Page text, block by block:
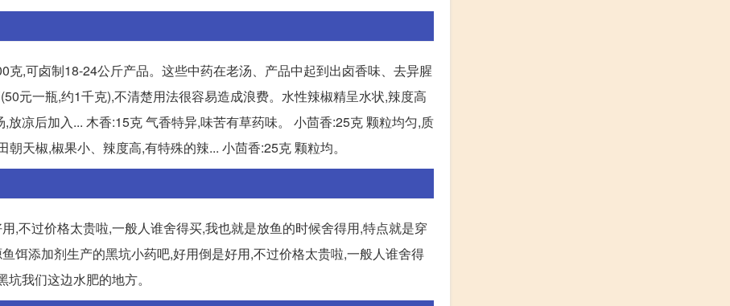
,可卤制18-24公斤产品。这些中药在老汤、产品中起到出卤香味、去异腥
元一瓶,约1千克),不清楚用法很容易造成浪费。水性辣椒精呈水状,辣度高
凉后加入... 木香:15克 气香特异,味苦有草药味。 小茴香:25克 颗粒均匀,质
天椒,椒果小、辣度高,有特殊的辣... 小茴香:25克 颗粒均。
,不过价格太贵啦,一般人谁舍得买,我也就是放鱼的时候舍得用,特点就是穿
饵添加剂生产的黑坑小药吧,好用倒是好用,不过价格太贵啦,一般人谁舍得
我们这边水肥的地方。